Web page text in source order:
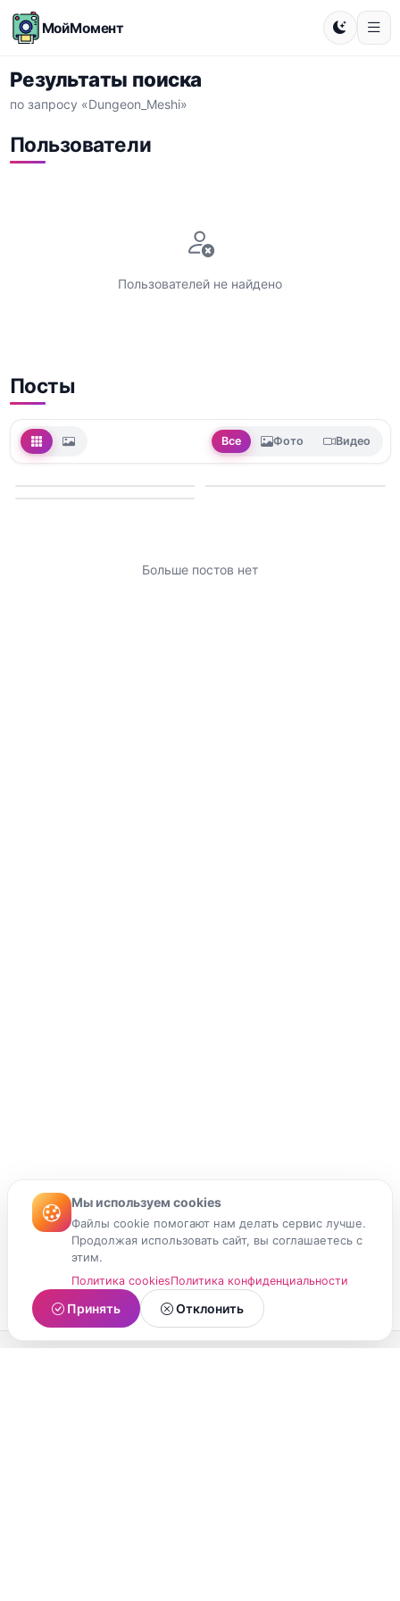
МойМомент
Результаты поиска
по запросу «Dungeon_Meshi»
Пользователи
Пользователей не найдено
Посты
Все Фото Видео
Больше постов нет
Мы используем cookies
Файлы cookie помогают нам делать сервис лучше.
Продолжая использовать сайт, вы соглашаетесь с
этим.
Политика cookiesПолитика конфиденциальности
Принять Отклонить